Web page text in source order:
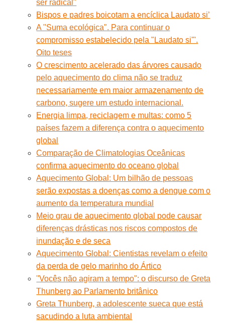
ser radical"
Bispos e padres boicotam a encíclica Laudato si’
A "Suma ecológica". Para continuar o
compromisso estabelecido pela "Laudato si'".
Oito teses
O crescimento acelerado das árvores causado
pelo aquecimento do clima não se traduz
necessariamente em maior armazenamento de
carbono, sugere um estudo internacional.
Energia limpa, reciclagem e multas: como 5
países fazem a diferença contra o aquecimento
global
Comparação de Climatologias Oceânicas
confirma aquecimento do oceano global
Aquecimento Global: Um bilhão de pessoas
serão expostas a doenças como a dengue com o
aumento da temperatura mundial
Meio grau de aquecimento global pode causar
diferenças drásticas nos riscos compostos de
inundação e de seca
Aquecimento Global: Cientistas revelam o efeito
da perda de gelo marinho do Ártico
''Vocês não agiram a tempo'': o discurso de Greta
Thunberg ao Parlamento britânico
Greta Thunberg, a adolescente sueca que está
sacudindo a luta ambiental